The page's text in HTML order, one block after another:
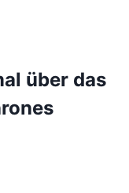
über das